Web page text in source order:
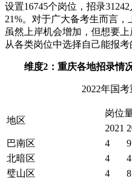
设置16745个岗位，招录
21%。对于广大备考生而言，
虽然上岸机会增加，但想要
从各类岗位中选择自己能报
维度2：重庆各地招录情
2022年国
地区
岗位
2021
巴南区
4 9
北暗区
4 4
璧山区
4 8